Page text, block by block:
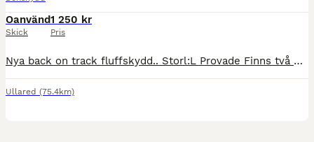
Oanvänd
Skick
1 250 kr
Pris
Nya back on track fluffskydd.. Storl:L Provade Finns två par. För båda paren:1250:- 1-par i butik kostar enl.bild PM
Ullared (75.4km)